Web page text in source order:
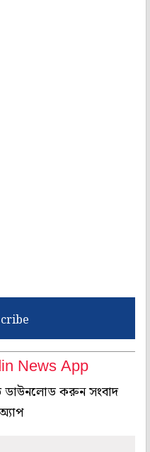
News App
ডাউনলোড করুন সংবাদ